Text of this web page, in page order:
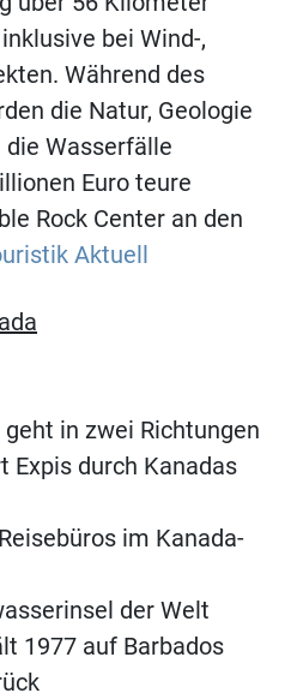
bei Wind-,
Während des
die Natur, Geologie
Wasserfälle
Euro teure
Rock Center an den
Aktuell
in zwei Richtungen
Expis durch Kanadas
im Kanada-
der Welt
1977 auf Barbados